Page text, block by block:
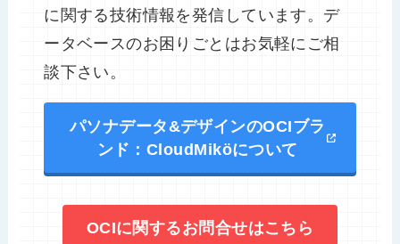
に関する技術情報を発信しています。デ
ータベースのお困りごとはお気軽にご相
談下さい。
パソナデータ&デザインのOCIブラ
ンド：CloudMiköについて
OCIに関するお問合せはこちら